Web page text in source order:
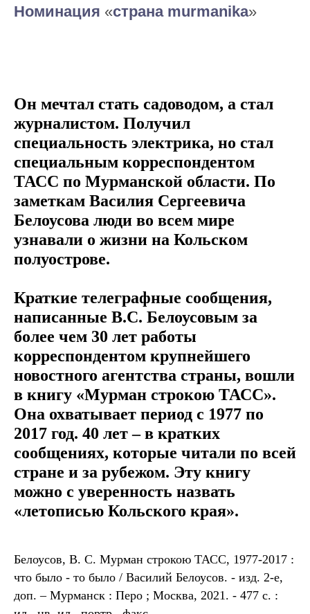
Номинация «‎страна murmanika»‎
Он мечтал стать садоводом, а стал
журналистом. Получил
специальность электрика, но стал
специальным корреспондентом
ТАСС по Мурманской области. По
заметкам Василия Сергеевича
Белоусова люди во всем мире
узнавали о жизни на Кольском
полуострове.
Краткие телеграфные сообщения,
написанные В.С. Белоусовым за
более чем 30 лет работы
корреспондентом крупнейшего
новостного агентства страны, вошли
в книгу «Мурман строкою ТАСС».
Она охватывает период с 1977 по
2017 год. 40 лет – в кратких
сообщениях, которые читали по всей
стране и за рубежом. Эту книгу
можно с уверенность назвать
«летописью Кольского края».
Белоусов, В. С. Мурман строкою ТАСС, 1977-2017 :
что было - то было / Василий Белоусов. - изд. 2-е,
доп. – Мурманск : Перо ; Москва, 2021. - 477 с. :